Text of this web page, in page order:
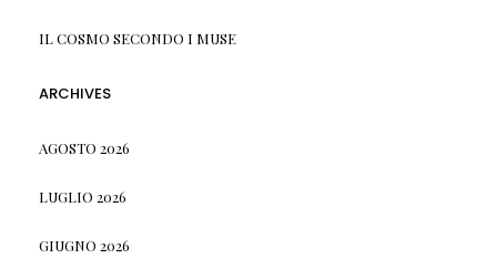
IL COSMO SECONDO I MUSE
ARCHIVES
AGOSTO 2026
LUGLIO 2026
GIUGNO 2026